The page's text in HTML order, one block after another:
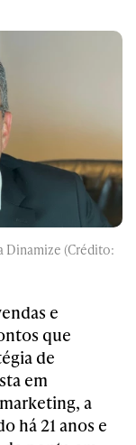
Dinamize (Crédito:
e
que
de
em
a
há 21 anos e